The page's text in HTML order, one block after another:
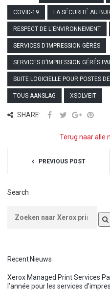
COVID-19 LA SÉCURITÉ AU
RESPECT DE L'ENVIRONNEMENT
SERVICES D'IMPRESSION GÉRÉS
SERVICES D'IMPRESSION GÉRÉS
SUITE LOGICIELLE POUR POSTES
TOUS AANSLAG XSOLVEIT
SHARE:
Terug naar alle
PREVIOUS POST
Search
Recent Nieuws
Xerox Managed Print Services
l’année pour les services